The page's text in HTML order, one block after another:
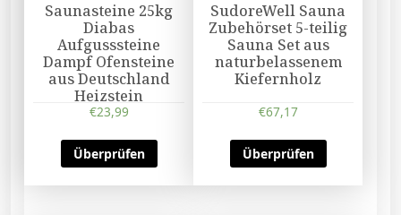
Saunasteine 25kg
Diabas
Aufgusssteine
Dampf Ofensteine
aus Deutschland
Heizstein
€23,99
Überprüfen
SudoreWell Sauna
Zubehörset 5-teilig
Sauna Set aus
naturbelassenem
Kiefernholz
€67,17
Überprüfen